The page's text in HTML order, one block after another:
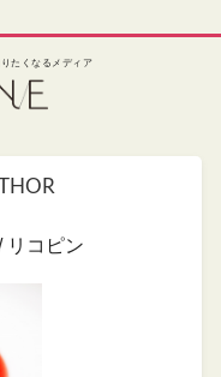
たくなるメディア
リコピン